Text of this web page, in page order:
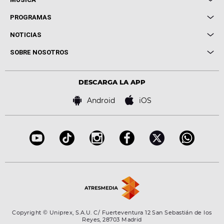
Local de Ensayo Europa FM
Conciertos
PROGRAMAS
Cuerpos especiales
Locutores Europa FM
NOTICIAS
Cine y Televisión
Virales
SOBRE NOSOTROS
Bases de concursos
DESCARGA LA APP
Android iOS
Copyright © Uniprex, S.A.U. C/ Fuerteventura 12 San Sebastián de los
Reyes, 28703 Madrid